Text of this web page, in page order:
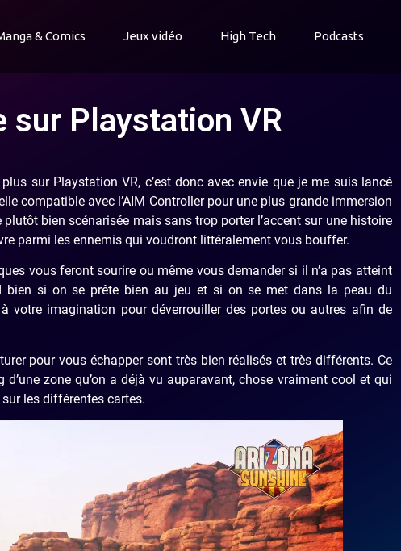
& Comics Jeux vidéo High Tech Podcasts
sur Playstation VR
sur Playstation VR, c’est donc avec envie que je me suis lancé
compatible avec l’AIM Controller pour une plus grande immersion
bien scénarisée mais sans trop porter l’accent sur une histoire
parmi les ennemis qui voudront littéralement vous bouffer.
vous feront sourire ou même vous demander si il n’a pas atteint
bien si on se prête bien au jeu et si on se met dans la peau du
votre imagination pour déverrouiller des portes ou autres afin de
pour vous échapper sont très bien réalisés et très différents. Ce
zone qu’on a déjà vu auparavant, chose vraiment cool et qui
les différentes cartes.